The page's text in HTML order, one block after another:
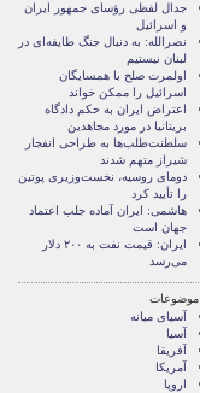
جدال لفظی رؤسای جمهور ایران
و اسرائیل
نصرالله: به دنبال جنگ طایفه‌ای در
لبنان نیستیم
اولمرت صلح با همسایگان
اسرائیل را ممکن خواند
اعتراض ایران به حکم دادگاه
بریتانیا در مورد مجاهدین
سلطنت‌طلب‌ها به طراحی انفجار
شیراز متهم شدند
دومای روسیه، نخست‌وزیری پوتین
را تأیید کرد
هاشمی: ایران آماده جلب اعتماد
جهان است
ایران: قیمت نفت به ۲۰۰ دلار
می‌رسد
موضوعات
آسيای ميانه
آسیا
آفریقا
آمریکا
اروپا